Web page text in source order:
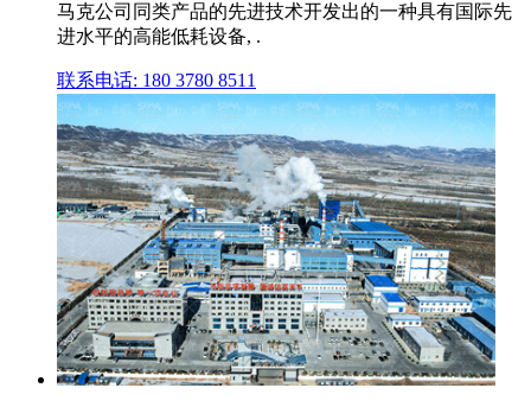
马克公司同类产品的先进技术开发出的一种具有国际先
进水平的高能低耗设备, .
联系电话: 180 3780 8511